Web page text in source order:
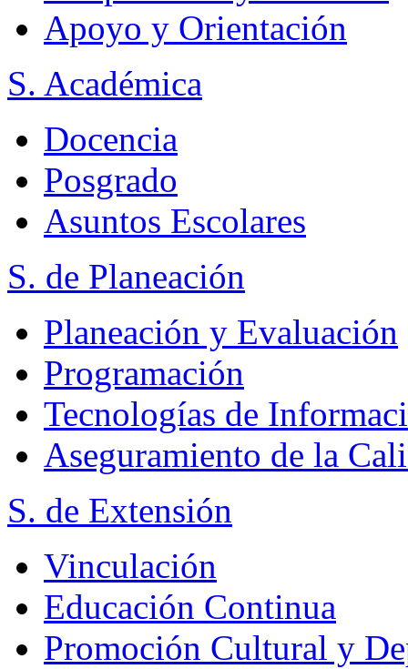
Apoyo y Orientación
S. Académica
Docencia
Posgrado
Asuntos Escolares
S. de Planeación
Planeación y Evaluación
Programación
Tecnologías de
Aseguramiento de la
S. de Extensión
Vinculación
Educación Continua
Promoción Cultural y